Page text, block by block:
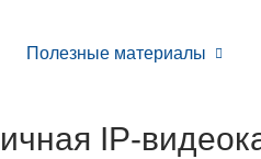
Полезные материалы
IP-